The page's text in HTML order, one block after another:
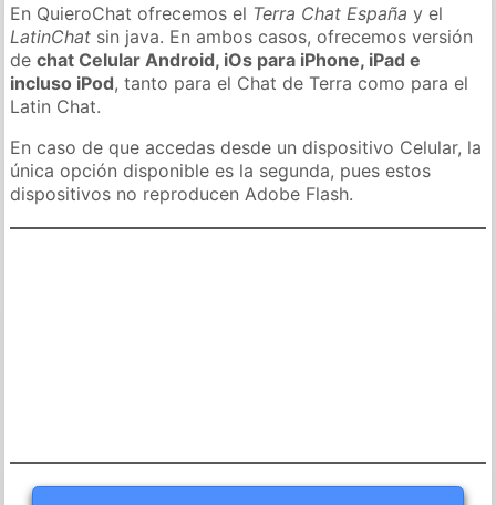
En QuieroChat ofrecemos el Terra Chat España y el
LatinChat sin java. En ambos casos, ofrecemos versión
dechat Celular Android, iOs para iPhone, iPad e
incluso iPod, tanto para el Chat de Terra como para el
Latin Chat.
En caso de que accedas desde un dispositivo Celular, la
única opción disponible es la segunda, pues estos
dispositivos no reproducen Adobe Flash.